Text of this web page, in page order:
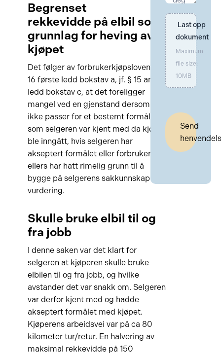
Begrenset
rekkevidde på elbil som
grunnlag for heving av
kjøpet
Det følger av forbrukerkjøpsloven §
16 første ledd bokstav a, jf. § 15 annet
ledd bokstav c, at det foreligger
mangel ved en gjenstand dersom den
ikke passer for et bestemt formål
som selgeren var kjent med da kjøpet
ble inngått, hvis selgeren har
akseptert formålet eller forbrukeren
ellers har hatt rimelig grunn til å
bygge på selgerens sakkunnskap og
vurdering.
Skulle bruke elbil til og
fra jobb
I denne saken var det klart for
selgeren at kjøperen skulle bruke
elbilen til og fra jobb, og hvilke
avstander det var snakk om. Selgeren
var derfor kjent med og hadde
akseptert formålet med kjøpet.
Kjøperens arbeidsvei var på ca 80
kilometer tur/retur. En halvering av
maksimal rekkevidde på 150
Last opp
dokument
Maximum
file size:
10MB
Send